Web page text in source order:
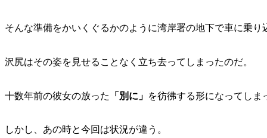
そんな準備をかいくぐるかのように湾岸署の地下で車に乗り
沢尻はその姿を見せることなく立ち去ってしまったのだ。
十数年前の彼女の放った 「別に」 を彷彿する形になってしま
しかし、あの時と今回は状況が違う。